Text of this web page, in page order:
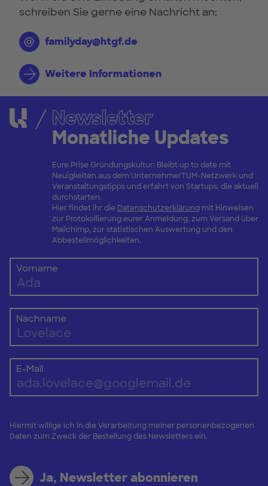
schreiben Sie gerne eine Nachricht an:
familyday@htgf.de
Weitere Informationen
Newsletter
Monatliche Updates
Eure Prise Gründungskultur: Bleibt up to date mit
Neuigkeiten aus dem UnternehmerTUM-Netzwerk und
Veranstaltungstipps und erfahrt von Startups, die aktuell
durchstarten.
Hier findet ihr die Datenschutzerklärungmit Hinweisen
zur Protokollierung eurer Anmeldung, zum Versand über
Mailchimp, zur statistischen Auswertung und den
Abbestellmöglichkeiten.
Vorname
Nachname
E-Mail
Hiermit willige ich in die Verarbeitung meiner personenbezogenen
Daten zum Zweck der Bestellung des Newsletters ein.
Ja, Newsletter abonnieren